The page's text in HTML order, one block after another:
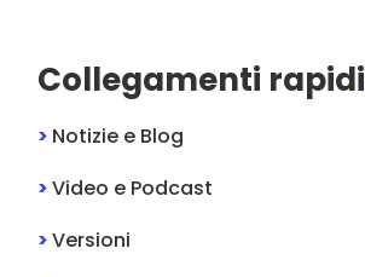
Collegamenti rapidi
> Notizie e Blog
>Video e Podcast
>Versioni